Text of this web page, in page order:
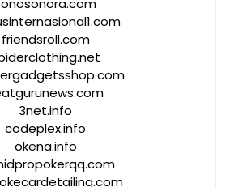
friendsroll.com
3net.info
codeplex.info
okena.info